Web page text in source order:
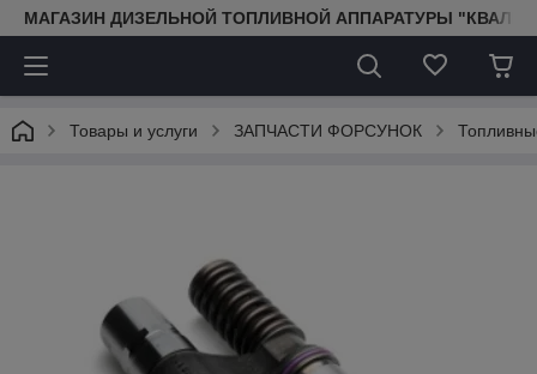
МАГАЗИН ДИЗЕЛЬНОЙ ТОПЛИВНОЙ АППАРАТУРЫ
Товары и услуги ЗАПЧАСТИ ФОРСУНОК